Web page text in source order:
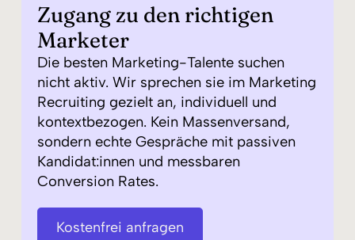
Zugang zu den richtigen
Marketer
Die besten Marketing-Talente suchen
nicht aktiv. Wir sprechen sie im Marketing
Recruiting gezielt an, individuell und
kontextbezogen. Kein Massenversand,
sondern echte Gespräche mit passiven
Kandidat:innen und messbaren
Conversion Rates.
Kostenfrei anfragen